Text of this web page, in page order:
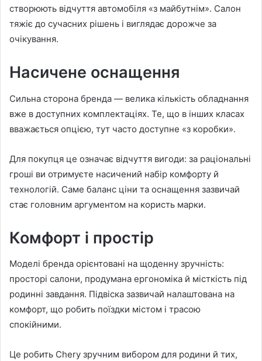
створюють відчуття автомобіля «з майбутнім». Салон
тяжіє до сучасних рішень і виглядає дорожче за
очікування.
Насичене оснащення
Сильна сторона бренда — велика кількість обладнання
вже в доступних комплектаціях. Те, що в інших класах
вважається опцією, тут часто доступне «з коробки».
Для покупця це означає відчуття вигоди: за раціональні
гроші ви отримуєте насичений набір комфорту й
технологій. Саме баланс ціни та оснащення зазвичай
стає головним аргументом на користь марки.
Комфорт і простір
Моделі бренда орієнтовані на щоденну зручність:
просторі салони, продумана ергономіка й місткість під
родинні завдання. Підвіска зазвичай налаштована на
комфорт, що робить поїздки містом і трасою
спокійними.
Це робить Chery зручним вибором для родини й тих,